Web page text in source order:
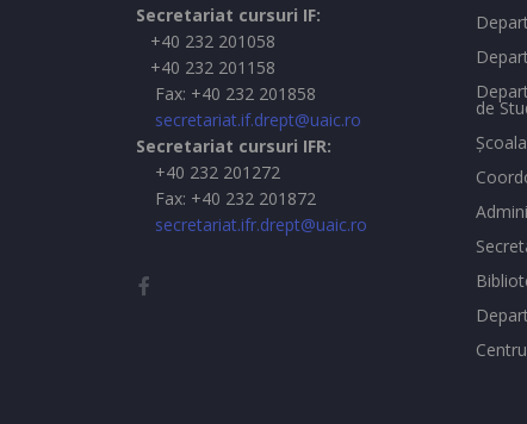
Secretariat cursuri IF:
+40 232 201058
+40 232 201158
Fax: +40 232 201858
secretariat.if.drept@uaic.ro
Secretariat cursuri IFR:
+40 232 201272
Fax: +40 232 201872
secretariat.ifr.drept@uaic.ro
de